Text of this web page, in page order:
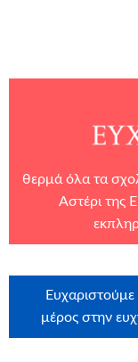
θερμά όλα τα
Αστέρι της
μέρος στην